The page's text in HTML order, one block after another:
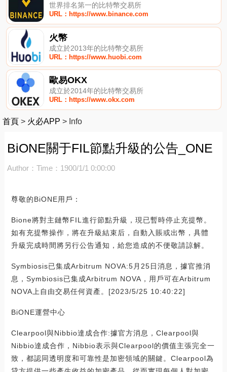
世界排名第一的比特幣交易所
URL：https://www.binance.com
火幣
成立於2013年的比特幣交易所
URL：https://www.huobi.com
歐易OKX
成立於2014年的比特幣交易所
URL：https://www.okx.com
首頁 > 火必APP > Info
BiONE關于FIL節點升級的公告_ONE
Author： Time：1900/1/1 0:00:00
尊敬的BiONE用戶：
Bione將對主鏈幣FIL進行節點升級，現已暫時停止充提幣。
如有充提幣操作，將在升級結束后，自動入賬或出幣，具體
升級完成時間將另行公告通知，給您造成的不便敬請諒解。
Symbiosis已集成Arbitrum NOVA:5月25日消息，據官推消
息，Symbiosis已集成Arbitrum NOVA，用戶可在Arbitrum
NOVA上自由交易任何資產。[2023/5/25 10:40:22]
BiONE運營中心
Clearpool與Nibbio達成合作:據官方消息，Clearpool與
Nibbio達成合作，Nibbio表示與Clearpool的價值主張完全一
致，都認同透明度和可靠性是加密領域的關鍵。Clearpool為